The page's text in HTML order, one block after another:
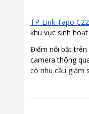
TP-Link Tapo
khu vực sinh
Điểm nổi bật trên
camera thông
có nhu cầu giám